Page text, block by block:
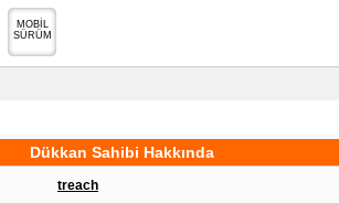
MOBİL
SÜRÜM
Dükkan Sahibi Hakkında
treach